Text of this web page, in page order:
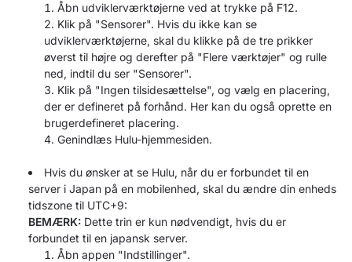
Åbn udviklerværktøjerne ved at trykke på F12.
Klik på "Sensorer". Hvis du ikke kan se
udviklerværktøjerne, skal du klikke på de tre prikker
øverst til højre og derefter på "Flere værktøjer" og rulle
ned, indtil du ser "Sensorer".
Klik på "Ingen tilsidesættelse", og vælg en placering,
der er defineret på forhånd. Her kan du også oprette en
brugerdefineret placering.
Genindlæs Hulu-hjemmesiden.
Hvis du ønsker at se Hulu, når du er forbundet til en
server i Japan på en mobilenhed, skal du ændre din enheds
tidszone til UTC+9:
BEMÆRK: Dette trin er kun nødvendigt, hvis du er
forbundet til en japansk server.
Åbn appen "Indstillinger".